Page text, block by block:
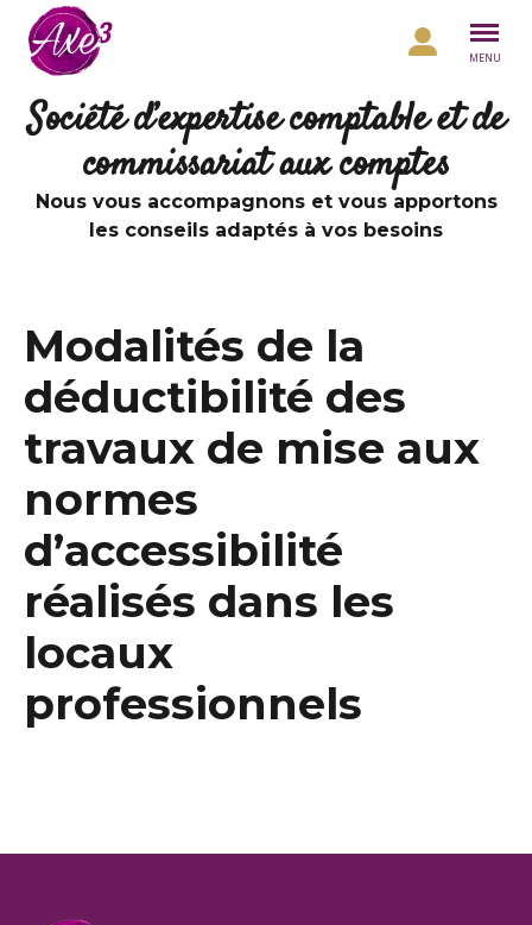
Aller au contenu
MENU
Société d’expertise comptable et de
commissariat aux comptes
Nous vous accompagnons et vous apportons
les conseils adaptés à vos besoins
Modalités de la
déductibilité des
travaux de mise aux
normes
d’accessibilité
réalisés dans les
locaux
professionnels